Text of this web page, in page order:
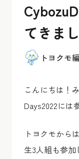
てきま
トヨクモ
こんにちは！
Days2022には
トヨクモから
生3人組も参